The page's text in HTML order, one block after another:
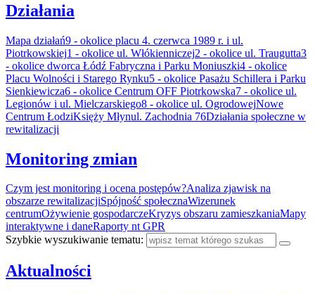
Działania
Mapa działań9 - okolice placu 4. czerwca 1989 r. i ul.
Piotrkowskiej1 - okolice ul. Włókienniczej2 - okolice ul. Traugutta3
- okolice dworca Łódź Fabryczna i Parku Moniuszki4 - okolice
Placu Wolności i Starego Rynku5 - okolice Pasażu Schillera i Parku
Sienkiewicza6 - okolice Centrum OFF Piotrkowska7 - okolice ul.
Legionów i ul. Mielczarskiego8 - okolice ul. OgrodowejNowe
Centrum ŁodziKsięży Młynul. Zachodnia 76Działania społeczne w
rewitalizacji
Monitoring zmian
Czym jest monitoring i ocena postępów?Analiza zjawisk na
obszarze rewitalizacjiSpójność społecznaWizerunek
centrumOżywienie gospodarczeKryzys obszaru zamieszkaniaMapy
interaktywne i daneRaporty nt GPR
Szybkie wyszukiwanie tematu:
Aktualności